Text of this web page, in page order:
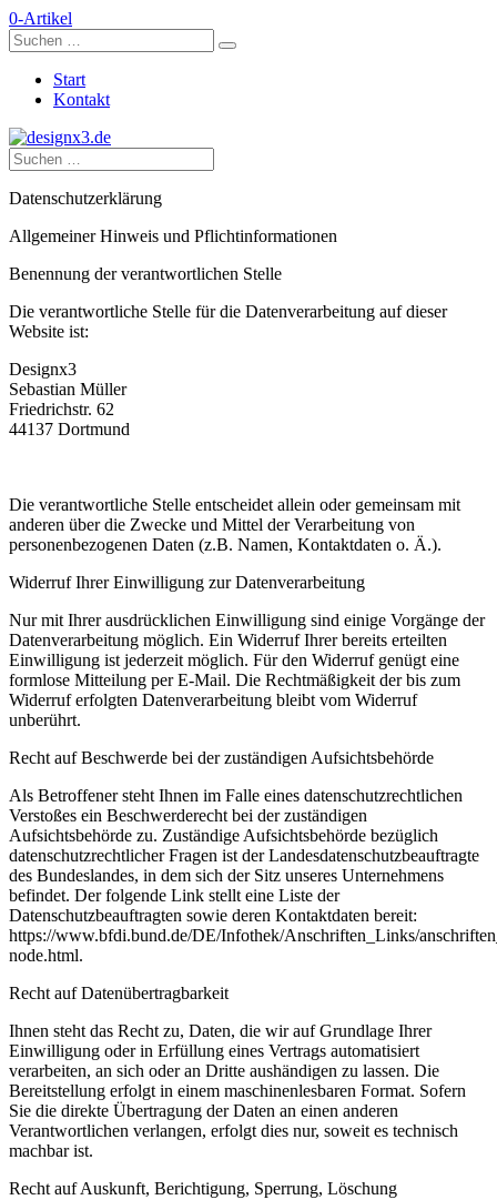
0-Artikel
Start
Kontakt
Datenschutzerklärung
Allgemeiner Hinweis und Pflichtinformationen
Benennung der verantwortlichen Stelle
Die verantwortliche Stelle für die Datenverarbeitung auf dieser
Website ist:
Designx3
Sebastian Müller
Friedrichstr. 62
44137 Dortmund
Die verantwortliche Stelle entscheidet allein oder gemeinsam mit
anderen über die Zwecke und Mittel der Verarbeitung von
personenbezogenen Daten (z.B. Namen, Kontaktdaten o. Ä.).
Widerruf Ihrer Einwilligung zur Datenverarbeitung
Nur mit Ihrer ausdrücklichen Einwilligung sind einige Vorgänge der
Datenverarbeitung möglich. Ein Widerruf Ihrer bereits erteilten
Einwilligung ist jederzeit möglich. Für den Widerruf genügt eine
formlose Mitteilung per E-Mail. Die Rechtmäßigkeit der bis zum
Widerruf erfolgten Datenverarbeitung bleibt vom Widerruf
unberührt.
Recht auf Beschwerde bei der zuständigen Aufsichtsbehörde
Als Betroffener steht Ihnen im Falle eines datenschutzrechtlichen
Verstoßes ein Beschwerderecht bei der zuständigen
Aufsichtsbehörde zu. Zuständige Aufsichtsbehörde bezüglich
datenschutzrechtlicher Fragen ist der Landesdatenschutzbeauftragte
des Bundeslandes, in dem sich der Sitz unseres Unternehmens
befindet. Der folgende Link stellt eine Liste der
Datenschutzbeauftragten sowie deren Kontaktdaten bereit:
https://www.bfdi.bund.de/DE/Infothek/Anschriften_Links/
node.html.
Recht auf Datenübertragbarkeit
Ihnen steht das Recht zu, Daten, die wir auf Grundlage Ihrer
Einwilligung oder in Erfüllung eines Vertrags automatisiert
verarbeiten, an sich oder an Dritte aushändigen zu lassen. Die
Bereitstellung erfolgt in einem maschinenlesbaren Format. Sofern
Sie die direkte Übertragung der Daten an einen anderen
Verantwortlichen verlangen, erfolgt dies nur, soweit es technisch
machbar ist.
Recht auf Auskunft, Berichtigung, Sperrung, Löschung